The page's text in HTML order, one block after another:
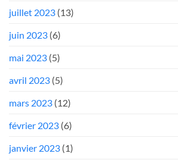
juillet 2023 (13)
juin 2023 (6)
mai 2023 (5)
avril 2023 (5)
mars 2023 (12)
février 2023 (6)
janvier 2023 (1)